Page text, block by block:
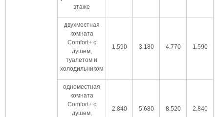
этаже
двухместная
комната
Comfort+ с
душем,
туалетом и
холодильником
1.590 3.180 4.770 1.590
одноместная
комната
Comfort+ с
душем,
2.840 5.680 8.520 2.840